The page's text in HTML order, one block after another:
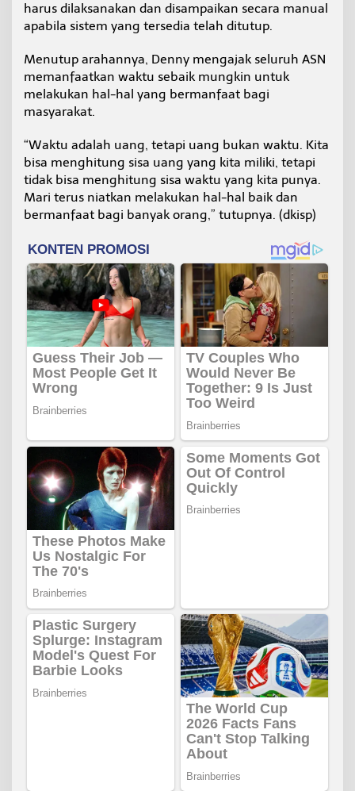
harus dilaksanakan dan disampaikan secara manual
apabila sistem yang tersedia telah ditutup.
Menutup arahannya, Denny mengajak seluruh ASN
memanfaatkan waktu sebaik mungkin untuk
melakukan hal-hal yang bermanfaat bagi
masyarakat.
“Waktu adalah uang, tetapi uang bukan waktu. Kita
bisa menghitung sisa uang yang kita miliki, tetapi
tidak bisa menghitung sisa waktu yang kita punya.
Mari terus niatkan melakukan hal-hal baik dan
bermanfaat bagi banyak orang,” tutupnya. (dkisp)